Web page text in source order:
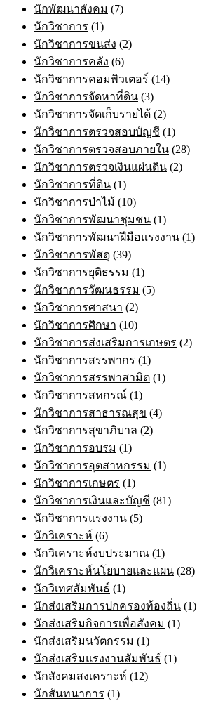
นักพัฒนาสังคม (7)
นักวิชาการ (1)
นักวิชาการขนส่ง (2)
นักวิชาการคลัง (6)
นักวิชาการคอมพิวเตอร์ (14)
นักวิชาการจัดหาที่ดิน (3)
นักวิชาการจัดเก็บรายได้ (2)
นักวิชาการตรวจสอบบัญชี (1)
นักวิชาการตรวจสอบภายใน (28)
นักวิชาการตรวจเงินแผ่นดิน (2)
นักวิชาการที่ดิน (1)
นักวิชาการป่าไม้ (10)
นักวิชาการพัฒนาชุมชน (1)
นักวิชาการพัฒนาฝีมือแรงงาน (1)
นักวิชาการพัสดุ (39)
นักวิชาการยุติธรรม (1)
นักวิชาการวัฒนธรรม (5)
นักวิชาการศาสนา (2)
นักวิชาการศึกษา (10)
นักวิชาการส่งเสริมการเกษตร (2)
นักวิชาการสรรพากร (1)
นักวิชาการสรรพาสามิต (1)
นักวิชาการสหกรณ์ (1)
นักวิชาการสาธารณสุข (4)
นักวิชาการสุขาภิบาล (2)
นักวิชาการอบรม (1)
นักวิชาการอุตสาหกรรม (1)
นักวิชาการเกษตร (1)
นักวิชาการเงินและบัญชี (81)
นักวิชาการแรงงาน (5)
นักวิเคราะห์ (6)
นักวิเคราะห์งบประมาณ (1)
นักวิเคราะห์นโยบายและแผน (28)
นักวิเทศสัมพันธ์ (1)
นักส่งเสริมการปกครองท้องถิ่น (1)
นักส่งเสริมกิจการเพื่อสังคม (1)
นักส่งเสริมนวัตกรรม (1)
นักส่งเสริมแรงงานสัมพันธ์ (1)
นักสังคมสงเคราะห์ (12)
นักสันทนาการ (1)